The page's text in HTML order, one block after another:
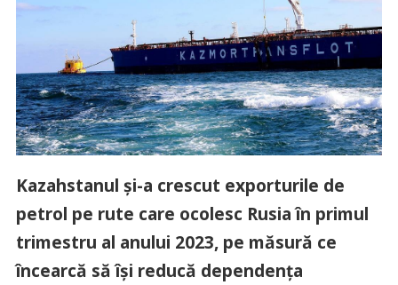
Kazahstanul și-a crescut exporturile de
petrol pe rute care ocolesc Rusia în primul
trimestru al anului 2023, pe măsură ce
încearcă să își reducă dependența